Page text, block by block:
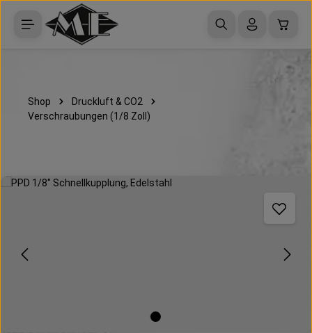
Zum Hauptinhalt springen
Shop
Druckluft & CO2
Verschraubungen (1/8 Zoll)
Bildergalerie überspringen